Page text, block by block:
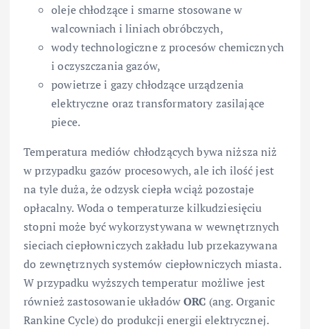
oleje chłodzące i smarne stosowane w
walcowniach i liniach obróbczych,
wody technologiczne z procesów chemicznych
i oczyszczania gazów,
powietrze i gazy chłodzące urządzenia
elektryczne oraz transformatory zasilające
piece.
Temperatura mediów chłodzących bywa niższa niż
w przypadku gazów procesowych, ale ich ilość jest
na tyle duża, że odzysk ciepła wciąż pozostaje
opłacalny. Woda o temperaturze kilkudziesięciu
stopni może być wykorzystywana w wewnętrznych
sieciach ciepłowniczych zakładu lub przekazywana
do zewnętrznych systemów ciepłowniczych miasta.
W przypadku wyższych temperatur możliwe jest
również zastosowanie układówORC (ang. Organic
Rankine Cycle) do produkcji energii elektrycznej.